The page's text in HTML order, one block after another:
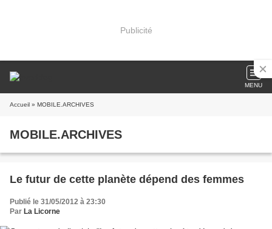
Publicité
MENU
Accueil » MOBILE.ARCHIVES
MOBILE.ARCHIVES
Le futur de cette planète dépend des femmes
Publié le 31/05/2012 à 23:30
Par La Licorne